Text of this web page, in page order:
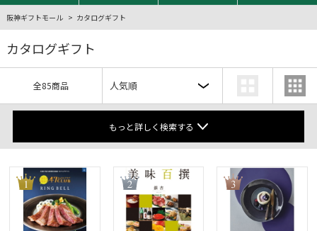
阪神ギフトモール カタログギフト
カタログギフト
全85商品
もっと詳しく検索する